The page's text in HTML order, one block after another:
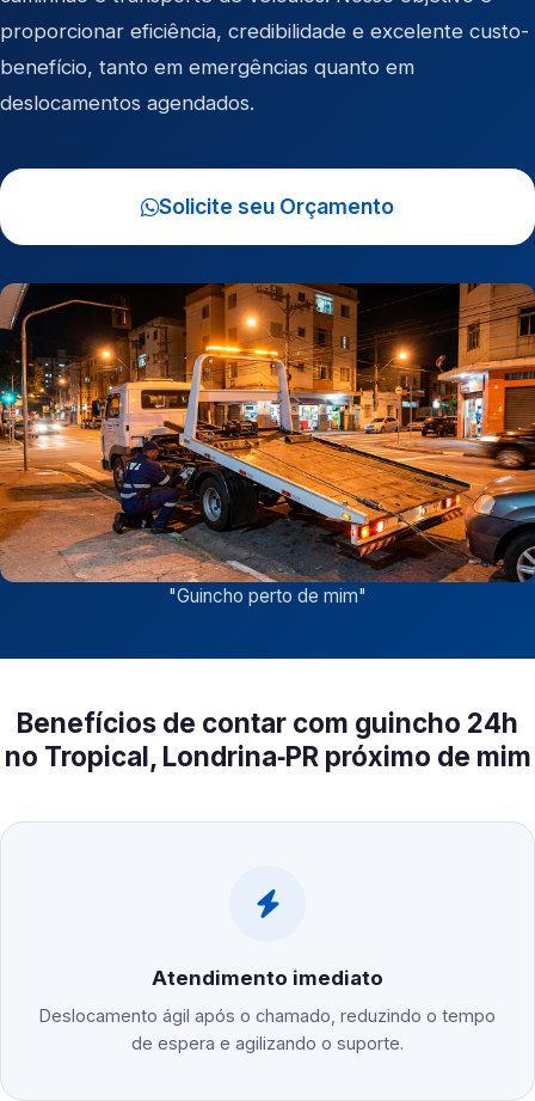
proporcionar eficiência, credibilidade e excelente custo-
benefício, tanto em emergências quanto em
deslocamentos agendados.
Solicite seu Orçamento
"Guincho perto de mim"
Benefícios de contar com guincho 24h
no Tropical, Londrina‑PR próximo de mim
Atendimento imediato
Deslocamento ágil após o chamado, reduzindo o tempo
de espera e agilizando o suporte.